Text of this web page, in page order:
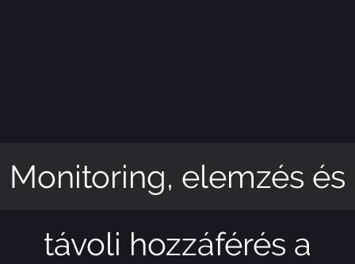
Monitoring, elemzés és
távoli hozzáférés a